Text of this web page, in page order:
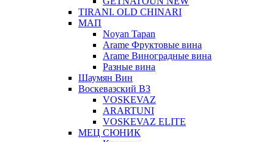
TIRANI. OLD CHINARI
МАП
Noyan Tapan
Arame Фруктовые вина
Arame Виноградные вина
Разные вина
Шаумян Вин
Воскевазский ВЗ
VOSKEVAZ
ARARTUNI
VOSKEVAZ ELITE
МЕЦ СЮНИК